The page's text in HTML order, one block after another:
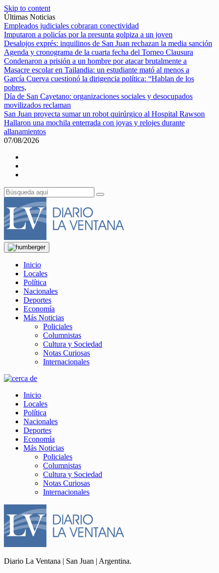
Skip to content
Últimas Noticias
Empleados judiciales cobraran conectividad
Imputaron a policías por la presunta golpiza a un joven
Desalojos exprés: inquilinos de San Juan rechazan la media sanción
Agenda y cronograma de la cuarta fecha del Torneo Clausura
Condenaron a prisión a un hombre por atacar brutalmente a
Masacre escolar en Tailandia: un estudiante mató al menos a
García Cuerva cuestionó la dirigencia política: “Hablan de los
pobres,
Día de San Cayetano: organizaciones sociales y desocupados
movilizados reclaman
San Juan proyecta sumar un robot quirúrgico al Hospital Rawson
Hallaron una mochila enterrada con joyas y relojes durante
allanamientos
07/08/2026
Inicio
Locales
Política
Nacionales
Deportes
Economía
Más Noticias
Policiales
Columnistas
Cultura y Sociedad
Notas Curiosas
Internacionales
Inicio
Locales
Política
Nacionales
Deportes
Economía
Más Noticias
Policiales
Columnistas
Cultura y Sociedad
Notas Curiosas
Internacionales
Diario La Ventana | San Juan | Argentina.